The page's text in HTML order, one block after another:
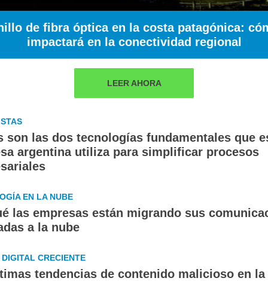
de fibra óptica en la costa patagónica:
impactará en la conectividad regional
LEER AHORA
son las dos tecnologías fundamentales que
argentina utiliza para simplificar procesos
EN LA NUBE
las empresas están migrando sus
a la nube
CRECIENTE
tendencias de contenido malicioso en la